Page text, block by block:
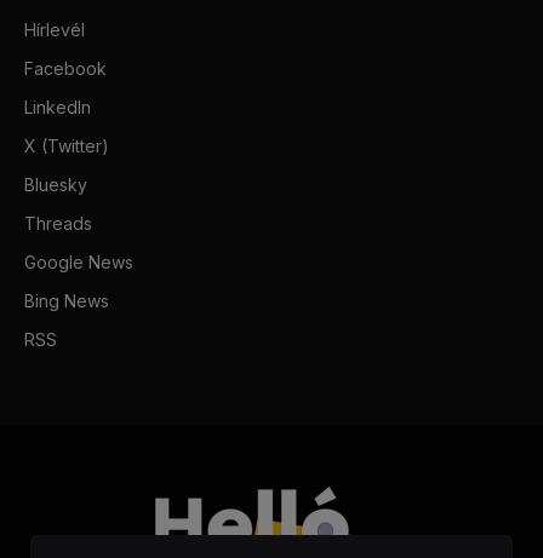
Hírlevél
Facebook
LinkedIn
X (Twitter)
Bluesky
Threads
Google News
Bing News
RSS